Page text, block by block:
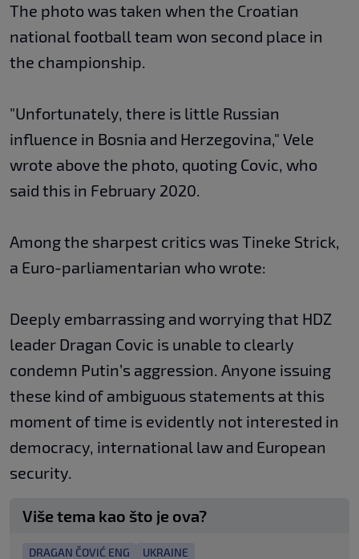
The photo was taken when the Croatian
national football team won second place in
the championship.
"Unfortunately, there is little Russian
influence in Bosnia and Herzegovina," Vele
wrote above the photo, quoting Covic, who
said this in February 2020.
Among the sharpest critics was Tineke Strick,
a Euro-parliamentarian who wrote:
Deeply embarrassing and worrying that HDZ
leader Dragan Covic is unable to clearly
condemn Putin’s aggression. Anyone issuing
these kind of ambiguous statements at this
moment of time is evidently not interested in
democracy, international law and European
security.
Više tema kao što je ova?
DRAGAN ČOVIĆ ENG UKRAINE